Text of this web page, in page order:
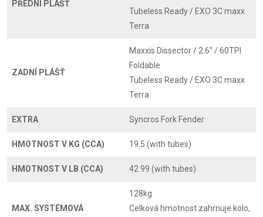
PŘEDNÍ PLÁŠŤ
Tubeless Ready / EXO 3C maxx
Terra
ZADNÍ PLÁŠŤ
Maxxis Dissector / 2.6" / 60TPI
Foldable
Tubeless Ready / EXO 3C maxx
Terra
EXTRA Syncros Fork Fender
HMOTNOST V KG (CCA) 19.5 (with tubes)
HMOTNOST V LB (CCA) 42.99 (with tubes)
MAX. SYSTÉMOVÁ
128kg
Celková hmotnost zahrnuje kolo,